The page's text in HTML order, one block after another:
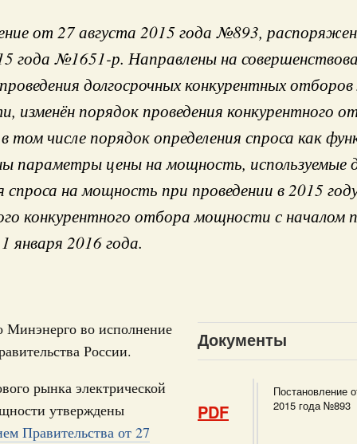
от 27 августа 2015 года №893,
года №1651-р. Направлены на
долгосрочных конкурентных
изменён порядок проведения конкурентного
том числе порядок определения спроса как
параметры цены на мощность, используемые
спроса на мощность при проведении в 2015
конкурентного отбора мощности с началом
января 2016 года.
Документы
PDF
Постановление
2015 года №893
Минэнерго во исполнение
России.
рынка электрической
утверждены
Правительства от 27
к ним Поиск по всем
четверг
итогам стратегической сессии о
научно-технологическим развитием
и поддержки занятости
стратегической сессии,
труда
благополучие»
Омской области в рамках
р
ПН
10
17
24